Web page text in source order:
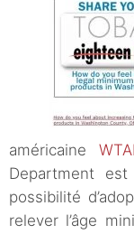
américaine
Department
possibilité
relever l’âge